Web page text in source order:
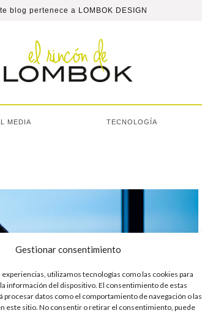
Gestionar consentimiento
utilizamos tecnologías como las cookies para
información del dispositivo. El consentimiento de estas
procesar datos como el comportamiento de navegación o las
este sitio. No consentir o retirar el consentimiento, puede
blog pertenece a LOMBOK DESIGN
MEDIA TECNOLOGÍA